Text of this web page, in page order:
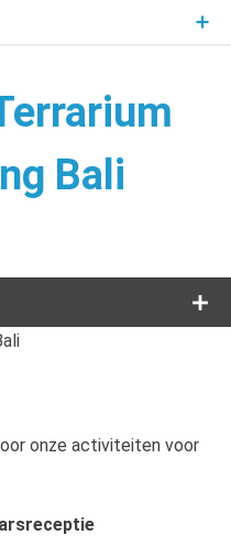
Bali
onze activiteiten voor